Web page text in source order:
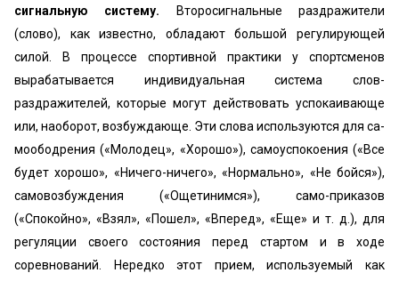
сигнальную систему. Второсигнальные раздражители
(слово), как известно, обладают большой регулирующей
силой. В процессе спортивной практики у спортсменов
вырабатывается индивидуальная система слов-
раздражителей, которые могут действовать успокаивающе
или, наоборот, возбуждающе. Эти слова используются для са-
моободрения («Молодец», «Хорошо»), самоуспокоения («Все
будет хорошо», «Ничего-ничего», «Нормально», «Не бойся»),
самовозбуждения («Ощетинимся»), само-приказов
(«Спокойно», «Взял», «Пошел», «Вперед», «Еще» и т. д.), для
регуляции своего состояния перед стартом и в ходе
соревнований. Нередко этот прием, используемый как